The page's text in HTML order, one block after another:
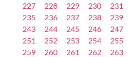
227
228 229 230 231
235
236 237 238 239
243
244 245 246 247
251
252 253 254 255
259
260 261 262 263